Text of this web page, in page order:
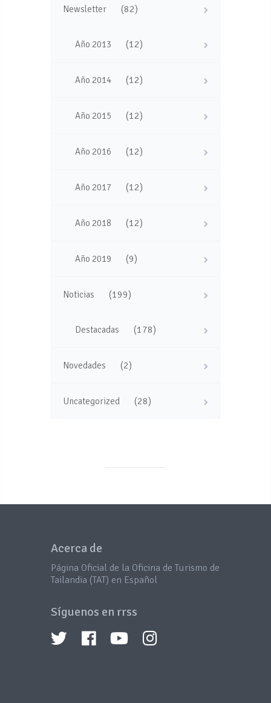
Newsletter (82)
Año 2013 (12)
Año 2014 (12)
Año 2015 (12)
Año 2016 (12)
Año 2017 (12)
Año 2018 (12)
Año 2019 (9)
Noticias (199)
Destacadas (178)
Novedades (2)
Uncategorized (28)
Acerca de
Página Oficial de la Oficina de Turismo de
Tailandia (TAT) en Español
Síguenos en rrss